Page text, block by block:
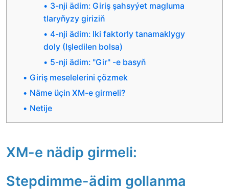
3-nji ädim: Giriş şahsyýet magluma
tlaryňyzy giriziň
4-nji ädim: Iki faktorly tanamaklygy
doly (Işledilen bolsa)
5-nji ädim: "Gir" -e basyň
Giriş meselelerini çözmek
Näme üçin XM-e girmeli?
Netije
XM-e nädip girmeli:
Stepdimme-ädim gollanma